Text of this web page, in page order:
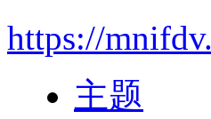
https://
主题